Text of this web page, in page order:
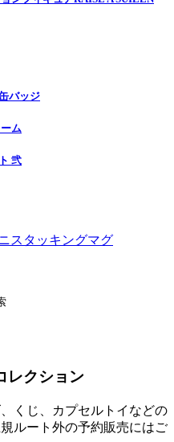
バッジ
ム
弐
スタッキングマグ
レクション
くじ、カプセルトイなどの
ルート外の予約販売にはご